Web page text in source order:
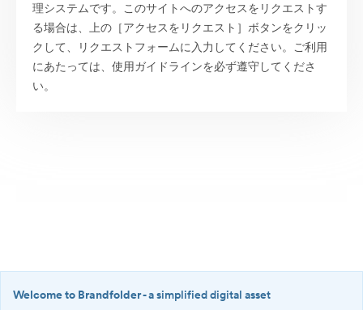
理システムです。このサイトへのアクセスをリクエストす
る場合は、上の［アクセスをリクエスト］ボタンをクリッ
クして、リクエストフォームに入力してください。ご利用
にあたっては、使用ガイドラインを必ず遵守してくださ
い。
Welcome to Brandfolder- a simplified digital asset